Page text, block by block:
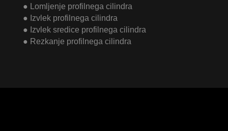
● Lomljenje profilnega cilindra
● Izvlek profilnega cilindra
● Izvlek sredice profilnega cilindra
● Rezkanje profilnega cilindra